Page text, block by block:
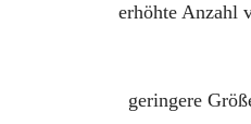
erhöhte Anzahl
geringere